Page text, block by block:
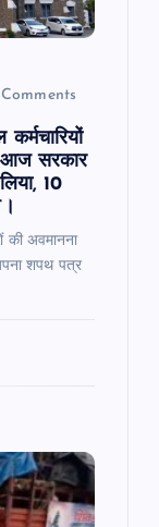
आज सरकार
10
की अवमानना
शपथ पत्र